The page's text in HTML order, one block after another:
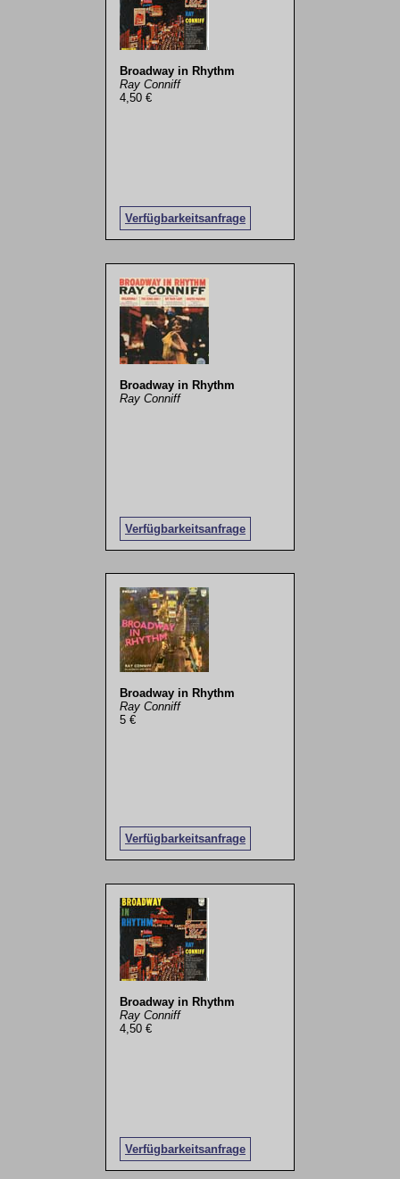
Broadway in Rhythm
Ray Conniff
4,50 €
Verfügbarkeitsanfrage
Broadway in Rhythm
Ray Conniff
Verfügbarkeitsanfrage
Broadway in Rhythm
Ray Conniff
5 €
Verfügbarkeitsanfrage
Broadway in Rhythm
Ray Conniff
4,50 €
Verfügbarkeitsanfrage